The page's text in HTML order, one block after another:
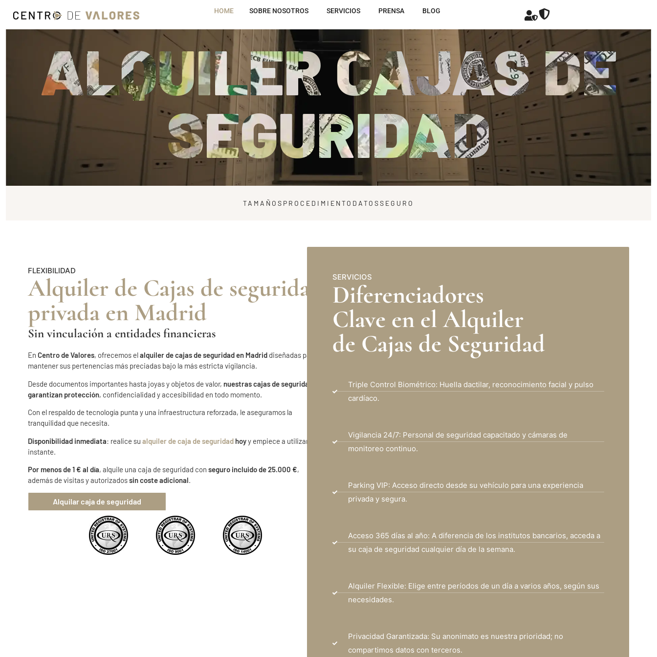
HOME SOBRE NOSOTROS SERVICIOS PRENSA BLOG
ALQUILER CAJAS DE
SEGURIDAD
TAMAÑOS PROCEDIMIENTO DATOSSEGURO
FLEXIBILIDAD
Alquiler de Cajas de seguridad
privada en Madrid
Sin vinculación a entidades financieras
En Centro de Valores, ofrecemos elalquiler de cajas de seguridad en Madriddiseñadas para
mantener sus pertenencias más preciadas bajo la más estricta vigilancia.
Desde documentos importantes hasta joyas y objetos de valor, nuestras cajas de seguridad
garantizan protección, confidencialidad y accesibilidad en todo momento.
Con el respaldo de tecnología punta y una infraestructura reforzada, le aseguramos la
tranquilidad que necesita.
Disponibilidad inmediata: realice su alquiler de caja de seguridadhoyy empiece a utilizarla al
instante.
Por menos de 1 € al día, alquile una caja de seguridad con seguro incluido de 25.000 €,
además de visitas y autorizadossin coste adicional.
Alquilar caja de seguridad
SERVICIOS
Diferenciadores
Clave en el Alquiler
de Cajas de Seguridad
Triple Control Biométrico: Huella dactilar, reconocimiento facial y pulso
cardíaco.
Vigilancia 24/7: Personal de seguridad capacitado y cámaras de
monitoreo continuo.
Parking VIP: Acceso directo desde su vehículo para una experiencia
privada y segura.
Acceso 365 días al año: A diferencia de los institutos bancarios, acceda a
su caja de seguridad cualquier día de la semana.
Alquiler Flexible: Elige entre períodos de un día a varios años, según sus
necesidades.
Privacidad Garantizada: Su anonimato es nuestra prioridad; no
compartimos datos con terceros.